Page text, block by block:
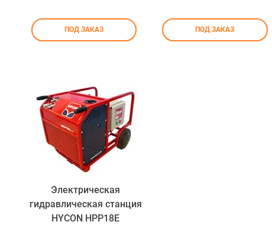
ПОД ЗАКАЗ ПОД ЗАКАЗ
Электрическая
гидравлическая станция
HYCON HPP18E